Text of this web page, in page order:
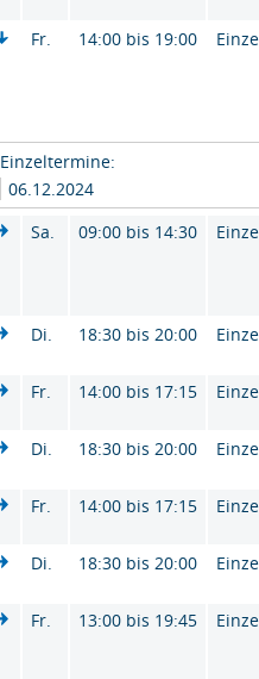
Fr. 14:00 bis 19:00
Einzeltermine:
06.12.2024
Sa.
09:00 bis 14:30
Di. 18:30 bis 20:00
Fr. 14:00 bis 17:15
Di. 18:30 bis 20:00
Fr. 14:00 bis 17:15
Di. 18:30 bis 20:00
Fr. 13:00 bis 19:45